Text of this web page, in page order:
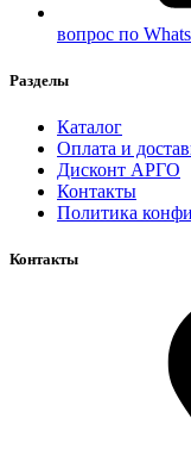
вопрос по
Разделы
Каталог
Оплата и
Дисконт АРГО
Контакты
Политика
Контакты